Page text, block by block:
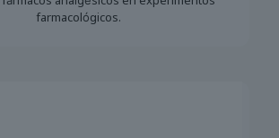
farmacológicos.